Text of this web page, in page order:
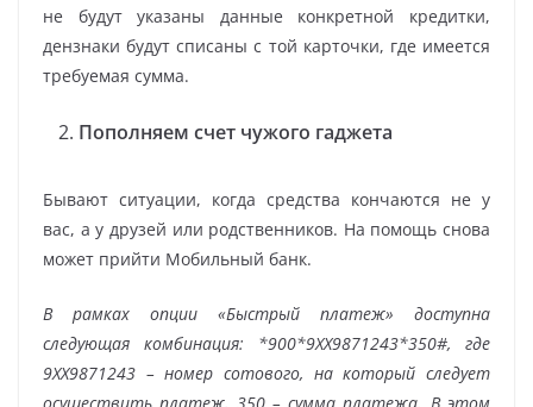
не будут указаны данные конкретной кредитки,
дензнаки будут списаны с той карточки, где имеется
требуемая сумма.
Пополняем счет чужого гаджета
Бывают ситуации, когда средства кончаются не у
вас, а у друзей или родственников. На помощь снова
может прийти Мобильный банк.
В рамках опции «Быстрый платеж» доступна
следующая комбинация: *900*9ХХ9871243*350#, где
9ХХ9871243 – номер сотового, на который следует